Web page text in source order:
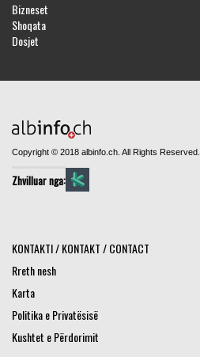
Bizneset
Shoqata
Dosjet
Copyright © 2018 albinfo.ch. All Rights Reserved.
Zhvilluar nga:
KONTAKTI / KONTAKT / CONTACT
Rreth nesh
Karta
Politika e Privatësisë
Kushtet e Përdorimit